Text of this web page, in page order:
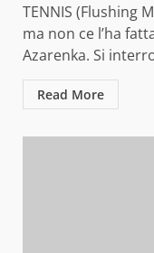
TENNIS (Flushing
ma non ce l’ha
Azarenka. Si
Read More